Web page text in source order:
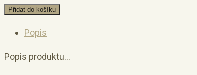
Přidat do košíku
Popis
Popis produktu…